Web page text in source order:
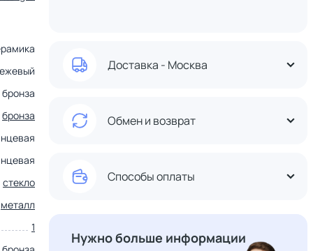
бронза
стекло
металл
1
Доставка - Москва
Обмен и возврат
Способы оплаты
Нужно больше информации